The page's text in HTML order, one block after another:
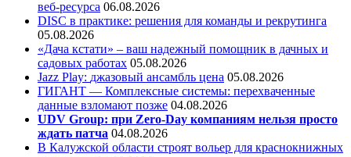
веб-ресурса 06.08.2026
DISC в практике: решения для команды и рекрутинга
05.08.2026
«Дача кстати» – ваш надежный помощник в дачных и
садовых работах 05.08.2026
Jazz Play: джазовый ансамбль цена 05.08.2026
ГИГАНТ — Комплексные системы: перехваченные
данные взломают позже 04.08.2026
UDV Group: при Zero-Day компаниям нельзя просто
ждать патча 04.08.2026
В Калужской области строят вольер для краснокнижных